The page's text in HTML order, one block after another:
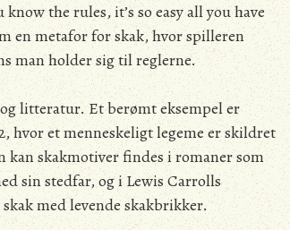
the rules, it’s so easy all you have
en metafor for skak, hvor spilleren
man holder sig til reglerne.
litteratur. Et berømt eksempel er
hvor et menneskeligt legeme er skildret
skakmotiver findes i romaner som
sin stedfar, og i Lewis Carrolls
med levende skakbrikker.